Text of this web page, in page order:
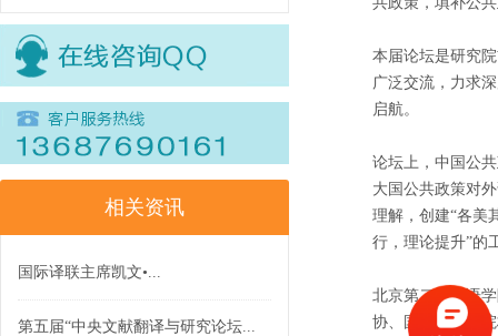
相关资讯
国际译联主席凯文•...
第五届“中央文献翻译与研究论坛...
本届论坛是研究
广泛交流，力求
启航。
论坛上，中国公
大国公共政策对
理解，创建“各美
行，理论提升”的
北京第二外国语
协、国内外知名